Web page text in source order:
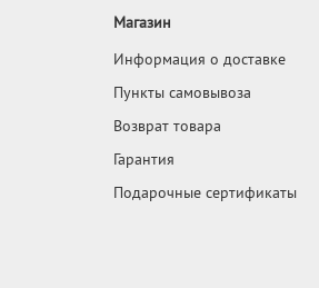
Магазин
Информация о доставке
Пункты самовывоза
Возврат товара
Гарантия
Подарочные сертификаты